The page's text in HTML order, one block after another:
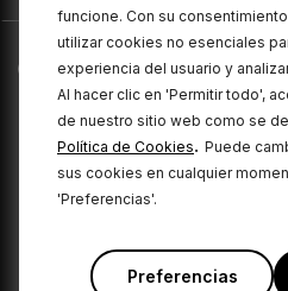
funcione. Con su
utilizar cookies no esenciales
experiencia del usuario y
Al hacer clic en 'Permitir todo',
de nuestro sitio web como se
Política de Cookies. Puede
sus cookies en cualquier
'Preferencias'.
Preferencias
Política de privacidad Términos